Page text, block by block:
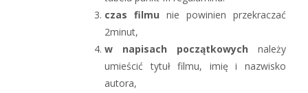
czas filmu nie powinien przekraczać
2minut,
w napisach początkowych należy
umieścić tytuł filmu, imię i nazwisko
autora,